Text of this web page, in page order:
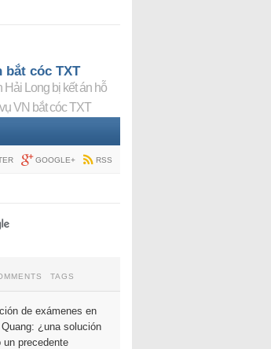
bắt cóc TXT
Hải Long bị kết án hỗ
VN bắt cóc TXT
GOOGLE+ RSS
TAGS
de exámenes en
¿una solución
un precedente